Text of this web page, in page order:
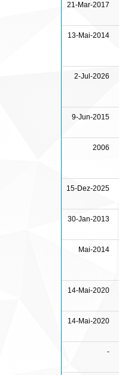
21-Mar-2017
13-Mai-2014
2-Jul-2026
9-Jun-2015
2006
15-Dez-2025
30-Jan-2013
Mai-2014
14-Mai-2020
14-Mai-2020
-